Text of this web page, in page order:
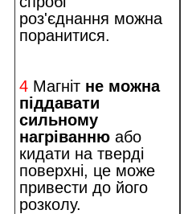
роз'єднання можна
поранитися.
4 Магніт не можна
піддавати
сильному
нагріванню або
кидати на тверді
поверхні, це може
привести до його
розколу.